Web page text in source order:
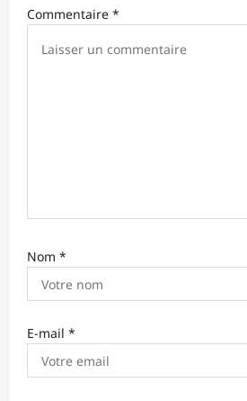
r
Commentaire *
Nom *
E-mail *